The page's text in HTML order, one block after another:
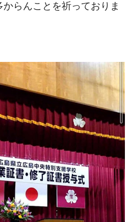
らんことを祈っておりま